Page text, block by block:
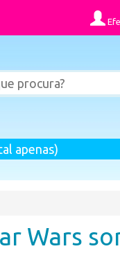
apenas)
Wars